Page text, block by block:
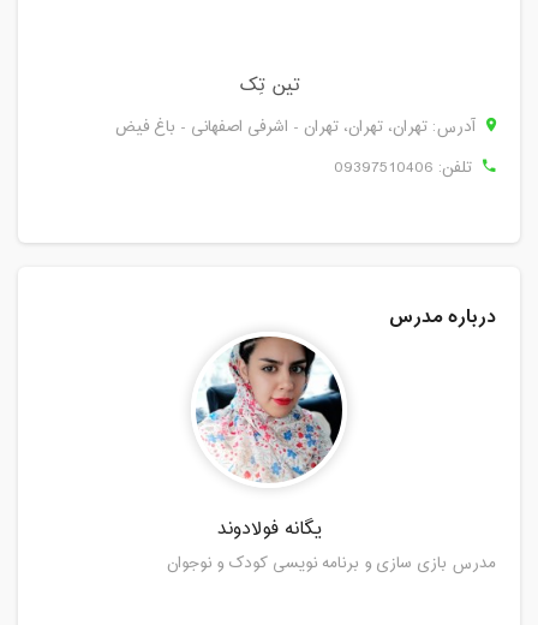
تین تِک
آدرس: تهران، تهران، تهران - اشرفی اصفهانی - باغ فیض
تلفن: 09397510406
درباره مدرس
یگانه فولادوند
مدرس بازی سازی و برنامه نویسی کودک و نوجوان